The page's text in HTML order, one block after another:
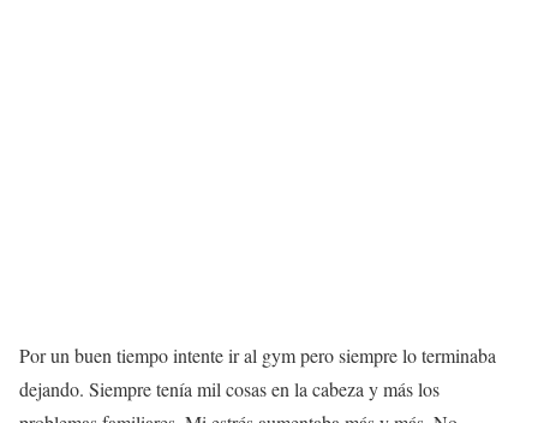
Por un buen tiempo intente ir al gym pero siempre lo terminaba
dejando. Siempre tenía mil cosas en la cabeza y más los